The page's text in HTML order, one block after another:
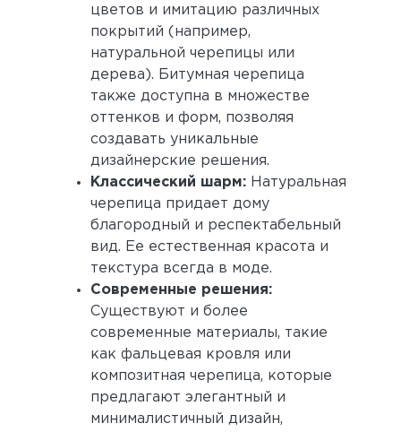
цветов и имитацию различных
покрытий (например,
натуральной черепицы или
дерева). Битумная черепица
также доступна в множестве
оттенков и форм, позволяя
создавать уникальные
дизайнерские решения.
Классический шарм: Натуральная
черепица придает дому
благородный и респектабельный
вид. Ее естественная красота и
текстура всегда в моде.
Современные решения:
Существуют и более
современные материалы, такие
как фальцевая кровля или
композитная черепица, которые
предлагают элегантный и
минималистичный дизайн,